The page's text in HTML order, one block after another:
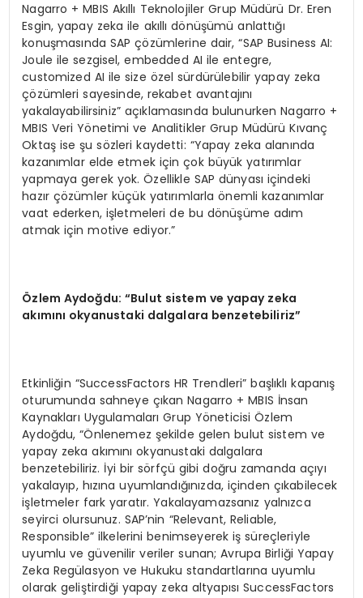
Nagarro + MBIS Akıllı Teknolojiler Grup Müdürü Dr. Eren
Esgin, yapay zeka ile akıllı dönüşümü anlattığı
konuşmasında SAP çözümlerine dair, “SAP Business AI:
Joule ile sezgisel, embedded AI ile entegre,
customized AI ile size özel sürdürülebilir yapay zeka
çözümleri sayesinde, rekabet avantajını
yakalayabilirsiniz” açıklamasında bulunurken Nagarro +
MBIS Veri Yönetimi ve Analitikler Grup Müdürü Kıvanç
Oktaş ise şu sözleri kaydetti: “Yapay zeka alanında
kazanımlar elde etmek için çok büyük yatırımlar
yapmaya gerek yok. Özellikle SAP dünyası içindeki
hazır çözümler küçük yatırımlarla önemli kazanımlar
vaat ederken, işletmeleri de bu dönüşüme adım
atmak için motive ediyor.”
Özlem Aydoğdu: “Bulut sistem ve yapay zeka
akımını okyanustaki dalgalara benzetebiliriz”
Etkinliğin “SuccessFactors HR Trendleri” başlıklı kapanış
oturumunda sahneye çıkan Nagarro + MBIS İnsan
Kaynakları Uygulamaları Grup Yöneticisi Özlem
Aydoğdu, “Önlenemez şekilde gelen bulut sistem ve
yapay zeka akımını okyanustaki dalgalara
benzetebiliriz. İyi bir sörfçü gibi doğru zamanda açıyı
yakalayıp, hızına uyumlandığınızda, içinden çıkabilecek
işletmeler fark yaratır. Yakalayamazsanız yalnızca
seyirci olursunuz. SAP’nin “Relevant, Reliable,
Responsible” ilkelerini benimseyerek iş süreçleriyle
uyumlu ve güvenilir veriler sunan; Avrupa Birliği Yapay
Zeka Regülasyon ve Hukuku standartlarına uyumlu
olarak geliştirdiği yapay zeka altyapısı SuccessFactors